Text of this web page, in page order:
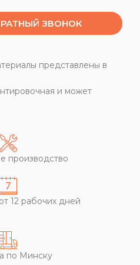
ЗВОНОК
представлены в
и может
производство
12 рабочих дней
по Минску